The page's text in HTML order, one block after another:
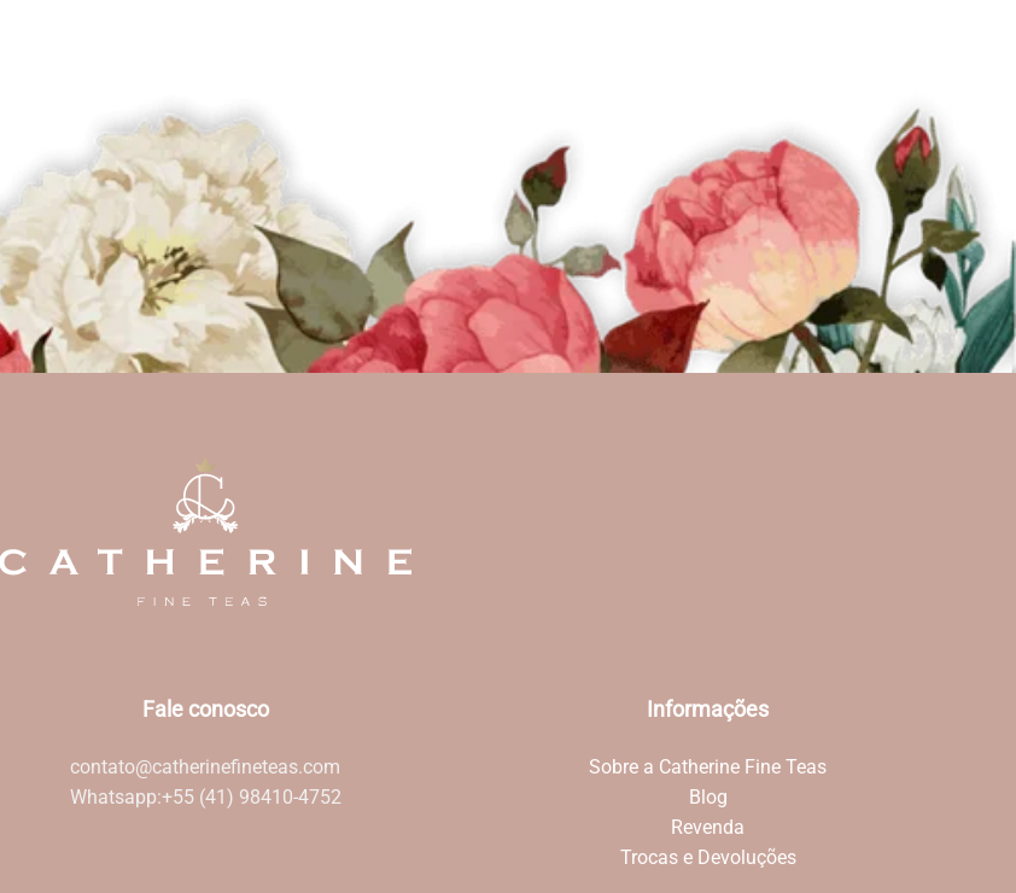
Fale conosco
contato@catherinefineteas.com
Whatsapp:+55 (41) 98410-4752
Informações
Sobre a Catherine Fine Teas
Blog
Revenda
Trocas e Devoluções